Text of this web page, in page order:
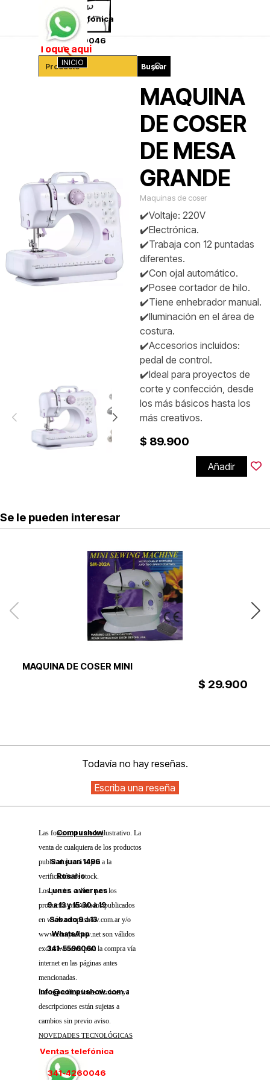
Ventas telefónica
341-4260046
Buscar
Toque aqui
Saltar menú
INICIO
MAQUINA
DE COSER
DE MESA
GRANDE
Maquinas de coser
✔️Voltaje: 220V
✔️Electrónica.
✔️Trabaja con 12 puntadas
diferentes.
✔️Con ojal automático.
✔️Posee cortador de hilo.
✔️Tiene enhebrador manual.
✔️Iluminación en el área de
costura.
✔️Accesorios incluidos:
pedal de control.
✔️Ideal para proyectos de
corte y confección, desde
los más básicos hasta los
más creativos.
$ 89.900
Añadir
Se le pueden interesar
MAQUINA DE COSER MINI
$ 29.900
Todavía no hay reseñas.
Las fotos son a modo ilustrativo. La
venta de cualquiera de los productos
publicados está sujeta a la
verificación de stock.
Los precios online para los
productos presentados/publicados
en www.compushow.com.ar y/o
www.compushow.net son válidos
exclusivamente para la compra vía
internet en las páginas antes
mencionadas.
Las especificaciones técnicas y
descripciones están sujetas a
cambios sin previo aviso.
NOVEDADES TECNOLÓGICAS
Compushow
San juan 1496
Rosario
Lunes a viernes
9 a 13 y 15:30 a 19
Sábado 9 a 13
WhatsApp
341-5596060
info@compushow.com.ar
Ventas telefónica
341-4260046